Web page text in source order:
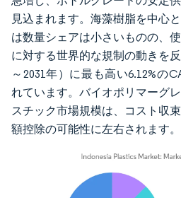
見込まれます。海藻樹脂を中心
は数量シェアは小さいものの、
に対する世界的な規制の動きを
～2031年）に最も高い6.12%の
れています。バイオポリマーグ
スチック市場規模は、コスト収
額控除の可能性に左右されます。